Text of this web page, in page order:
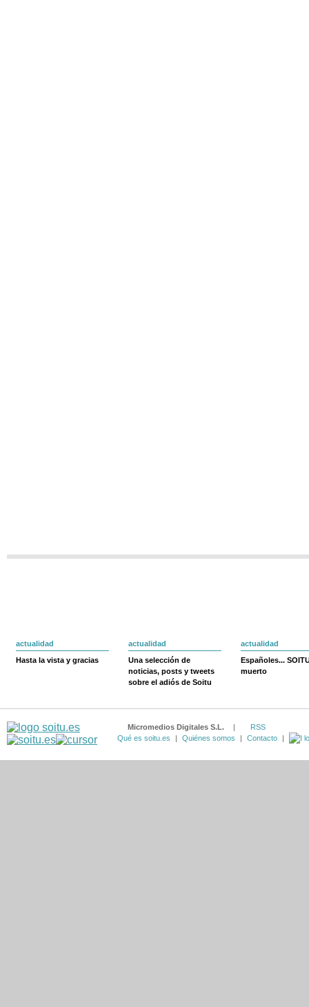
actualidad
Hasta la vista y gracias
actualidad
Una selección de
noticias, posts y tweets
sobre el adiós de Soitu
actualidad
Españoles...
muerto
Micromedios Digitales S.L. |
RSS
Qué es soitu.es
| Quiénes somos | Contacto |